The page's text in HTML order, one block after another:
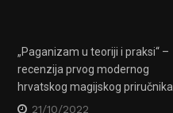
„Paganizam u teoriji i praksi“ –
recenzija prvog modernog
hrvatskog magijskog priručnika
21/10/2022